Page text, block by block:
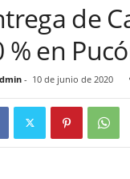
de
% en
- 10 de junio de 2020